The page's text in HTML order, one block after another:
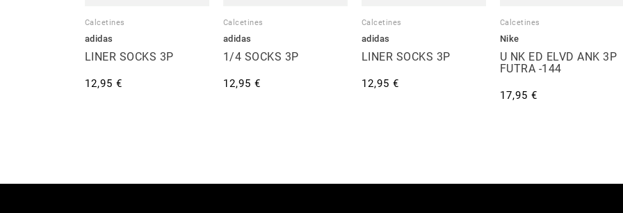
Calcetines
adidas
LINER SOCKS 3P
12,95 €
Calcetines
adidas
1/4 SOCKS 3P
12,95 €
Calcetines
adidas
LINER SOCKS 3P
12,95 €
Calcetines
Nike
U NK ED ELVD ANK 3P
FUTRA -144
17,95 €